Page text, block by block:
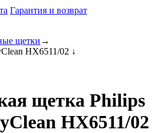
Гарантия и возврат
щетки →
HX6511/02 ↓
щетка Philips
HX6511/02